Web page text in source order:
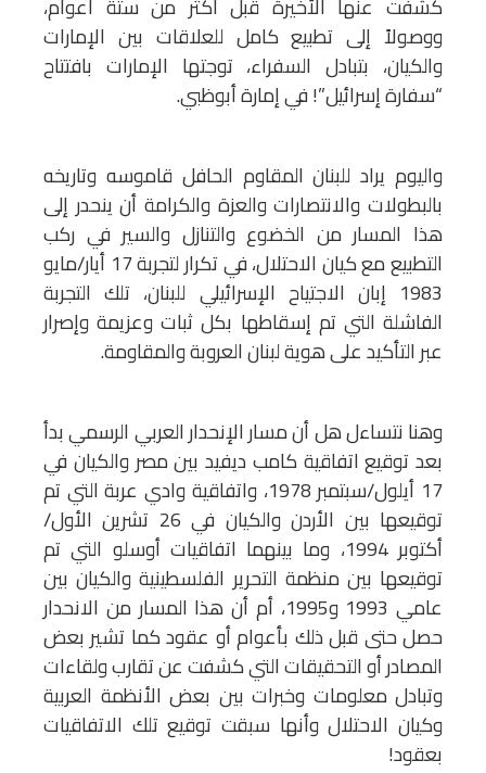
ووصولاً إلى تطبيع كامل للعلاقات بين الإمارات
والكيان، بتبادل السفراء، توجتها الإمارات بافتتاح
“سفارة إسرائيل”! في إمارة أبوظبي.
واليوم يراد للبنان المقاوم الحافل قاموسه وتاريخه
بالبطولات والانتصارات والعزة والكرامة أن ينحدر إلى
هذا المسار من الخضوع والتنازل والسير في ركب
التطبيع مع كيان الاحتلال، في تكرار لتجربة 17 أيار/مايو
1983 إبان الاجتياح الإسرائيلي للبنان، تلك التجربة
الفاشلة التي تم إسقاطها بكل ثبات وعزيمة وإصرار
عبر التأكيد على هوية لبنان العروبة والمقاومة.
وهنا نتساءل هل أن مسار الإنحدار العربي الرسمي بدأ
بعد توقيع اتفاقية كامب ديفيد بين مصر والكيان في
17 أيلول/سبتمبر 1978، واتفاقية وادي عربة التي تم
توقيعها بين الأردن والكيان في 26 تشرين الأول/
أكتوبر 1994، وما بينهما اتفاقيات أوسلو التي تم
توقيعها بين منظمة التحرير الفلسطينية والكيان بين
عامي 1993 و1995، أم أن هذا المسار من الانحدار
حصل حتى قبل ذلك بأعوام أو عقود كما تشير بعض
المصادر أو التحقيقات التي كشفت عن تقارب ولقاءات
وتبادل معلومات وخبرات بين بعض الأنظمة العربية
وكيان الاحتلال وأنها سبقت توقيع تلك الاتفاقيات
بعقود!